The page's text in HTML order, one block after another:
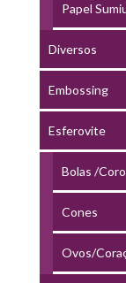
Papel
Diversos
Embossing
Esferovite
Bolas /
Cones
Ovos/